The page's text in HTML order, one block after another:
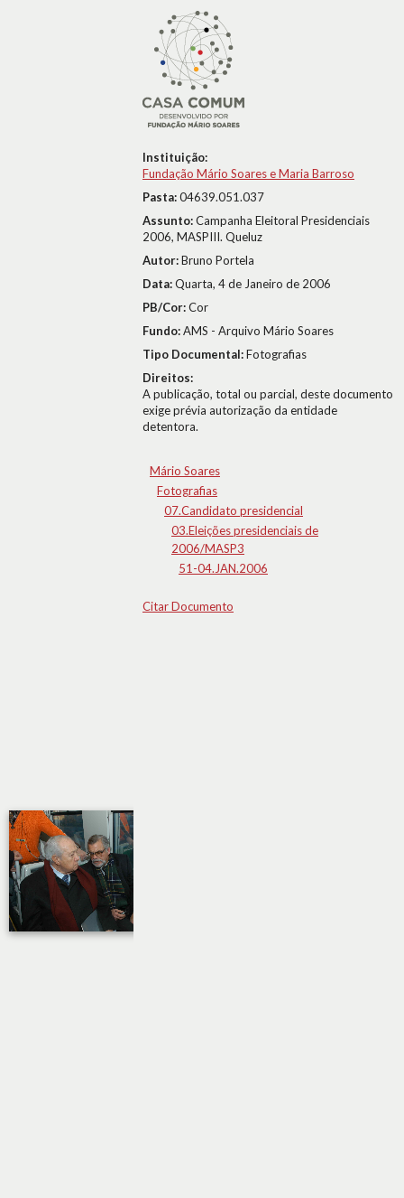
Instituição:
Fundação Mário Soares e Maria Barroso
Pasta:04639.051.037
Assunto:Campanha Eleitoral Presidenciais
2006, MASPIII. Queluz
Autor:Bruno Portela
Data:Quarta, 4 de Janeiro de 2006
PB/Cor:Cor
Fundo:AMS - Arquivo Mário Soares
Tipo Documental:Fotografias
Direitos:
A publicação, total ou parcial, deste documento
exige prévia autorização da entidade
detentora.
Mário Soares
Fotografias
07.Candidato presidencial
03.Eleições presidenciais de
2006/MASP3
51-04.JAN.2006
Citar Documento